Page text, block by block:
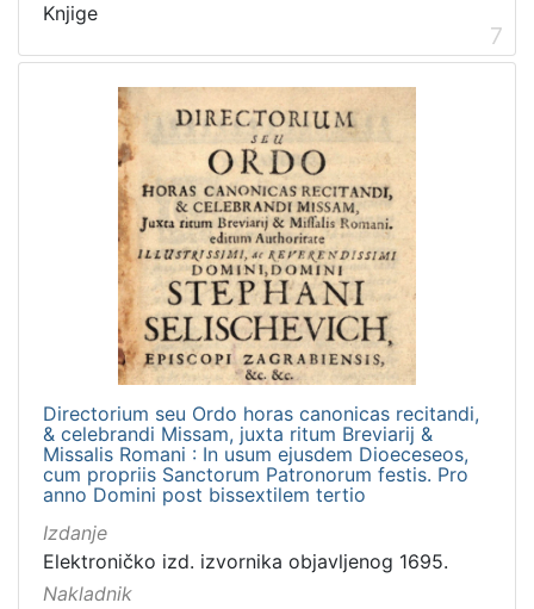
Knjige
7
Directorium seu Ordo horas canonicas recitandi,
& celebrandi Missam, juxta ritum Breviarij &
Missalis Romani : In usum ejusdem Dioeceseos,
cum propriis Sanctorum Patronorum festis. Pro
anno Domini post bissextilem tertio
Izdanje
Elektroničko izd. izvornika objavljenog 1695.
Nakladnik